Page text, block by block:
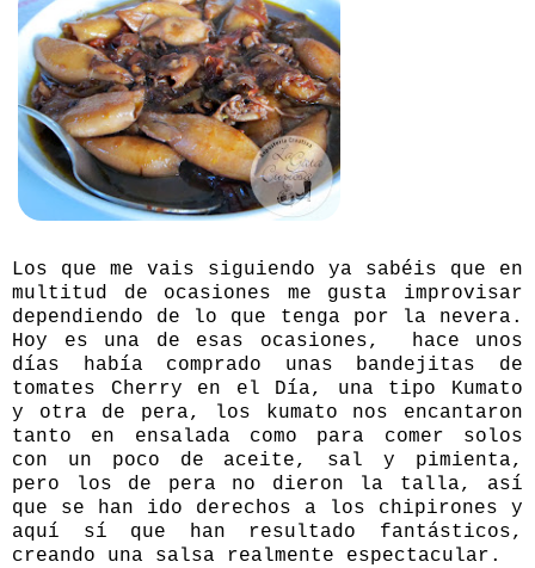
Los que me vais siguiendo ya sabéis que en
multitud de ocasiones me gusta improvisar
dependiendo de lo que tenga por la nevera.
Hoy es una de esas ocasiones, hace unos
días había comprado unas bandejitas de
tomates Cherry en el Día, una tipo Kumato
y otra de pera, los kumato nos encantaron
tanto en ensalada como para comer solos
con un poco de aceite, sal y pimienta,
pero los de pera no dieron la talla, así
que se han ido derechos a los chipirones y
aquí sí que han resultado fantásticos,
creando una salsa realmente espectacular.